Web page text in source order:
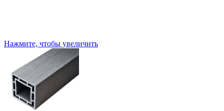
Нажмите, чтобы увеличить